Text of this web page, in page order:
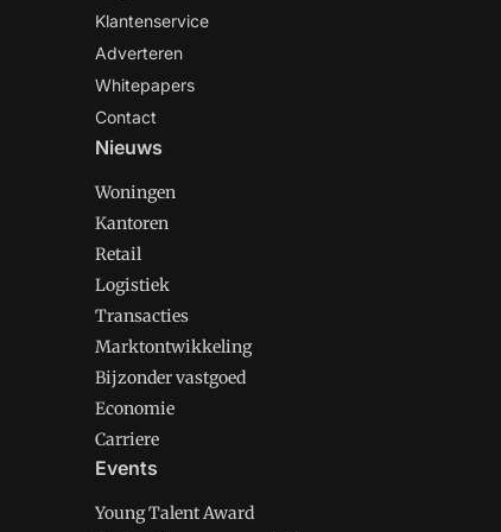
Klantenservice
Adverteren
Whitepapers
Contact
Nieuws
Woningen
Kantoren
Retail
Logistiek
Transacties
Marktontwikkeling
Bijzonder vastgoed
Economie
Carriere
Events
Young Talent Award